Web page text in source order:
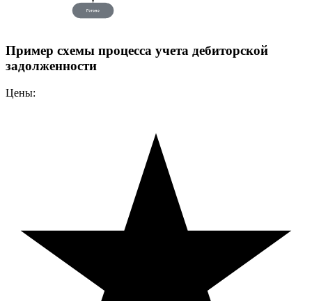
Пример схемы процесса учета дебиторской
задолженности
Цены: